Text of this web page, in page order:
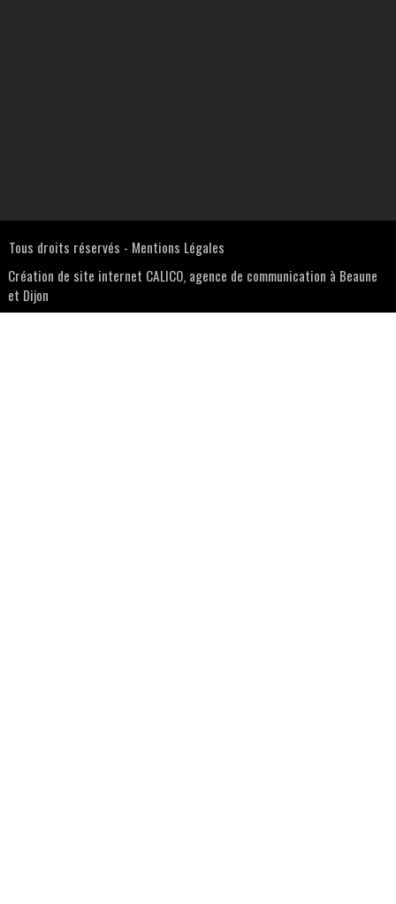
Tous droits réservés - Mentions Légales
Création de site internet CALICO, agence de communication à Beaune
et Dijon